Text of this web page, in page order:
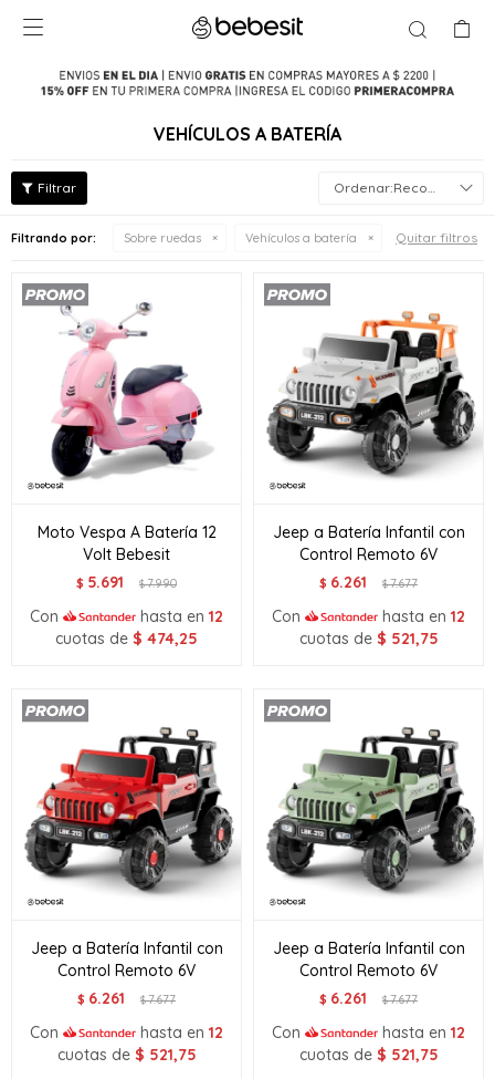

VEHÍCULOS A BATERÍA
Recomendados
Filtrando por: Sobre ruedas Vehículos a batería Quitar filtros
Moto Vespa A Batería 12
Volt Bebesit
$ 5.691 $7.990
Con hasta en 12
cuotas de $ 474,25
Jeep a Batería Infantil con
Control Remoto 6V
$ 6.261 $7.677
Con hasta en 12
cuotas de $ 521,75
Jeep a Batería Infantil con
Control Remoto 6V
$ 6.261 $7.677
Con hasta en 12
cuotas de $ 521,75
Jeep a Batería Infantil con
Control Remoto 6V
$ 6.261 $7.677
Con hasta en 12
cuotas de $ 521,75